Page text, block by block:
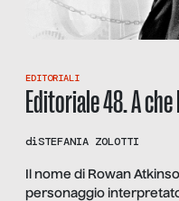
EDITORIALI
Editoriale 48. A
diSTEFANIA ZOLOTTI
Il nome di Rowan
personaggio